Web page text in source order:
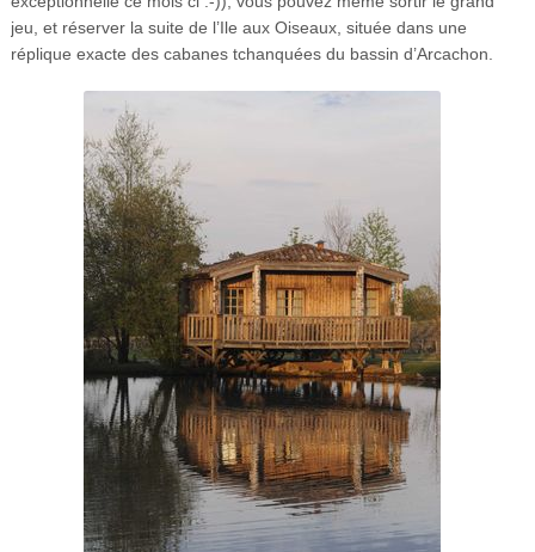
jeu, et réserver la suite de l’Ile aux Oiseaux, située dans une
réplique exacte des cabanes tchanquées du bassin d’Arcachon.